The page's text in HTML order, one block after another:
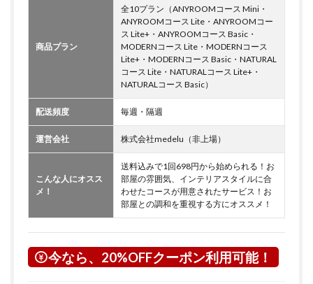
商品プラン
全10プラン（ANYROOMコース Mini・
ANYROOMコース Lite・ANYROOMコー
ス Lite+・ANYROOMコース Basic・
MODERNコース Lite・MODERNコース
Lite+・MODERNコース Basic・NATURAL
コース Lite・NATURALコース Lite+・
NATURALコース Basic）
配送頻度 毎週・隔週
運営会社 株式会社medelu（非上場）
こんな人にオスス
メ！
送料込みで1回698円から始められる！お
部屋の雰囲気、インテリアスタイルに合
わせたコースが用意されたサービス！お
部屋との調和を重視する方にオススメ！
今なら、20%OFFクーポン利用可能！